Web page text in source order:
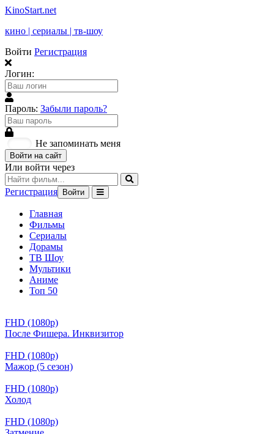
KinoStart.net
кино | сериалы | тв-шоу
Войти Регистрация
Логин:
Пароль: Забыли пароль?
Не запоминать меня
Войти на сайт
Или войти через
Регистрация Войти
Главная
Фильмы
Сериалы
Дорамы
ТВ Шоу
Мультики
Аниме
Топ 50
FHD (1080p)
После Фишера. Инквизитор
FHD (1080p)
Мажор (5 сезон)
FHD (1080p)
Холод
FHD (1080p)